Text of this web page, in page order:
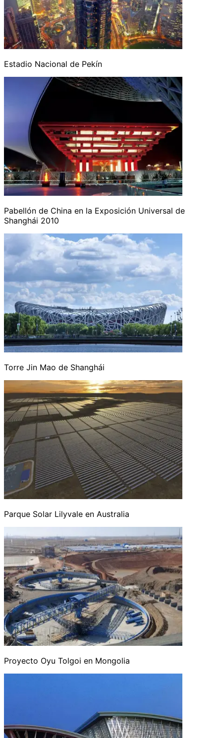
Estadio Nacional de Pekín
Pabellón de China en la Exposición Universal de
Shanghái 2010
Torre Jin Mao de Shanghái
Parque Solar Lilyvale en Australia
Proyecto Oyu Tolgoi en Mongolia